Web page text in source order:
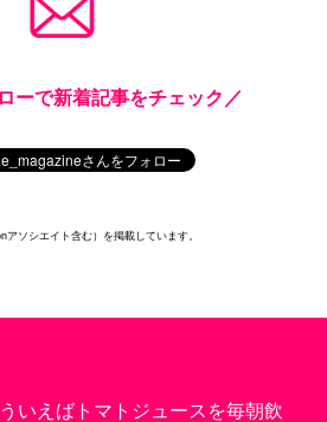
ーで新着記事をチェック／
ソシエイト含む）を掲載しています。
いえばトマトジュースを毎朝飲